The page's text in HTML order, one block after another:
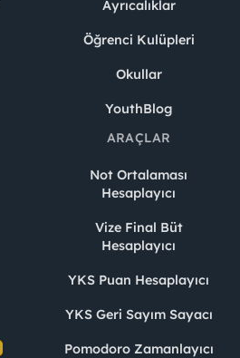
Ayrıcalıklar
Öğrenci Kulüpleri
Okullar
YouthBlog
ARAÇLAR
Not Ortalaması
Hesaplayıcı
Vize Final Büt
Hesaplayıcı
YKS Puan Hesaplayıcı
YKS Geri Sayım Sayacı
Pomodoro Zamanlayıcı